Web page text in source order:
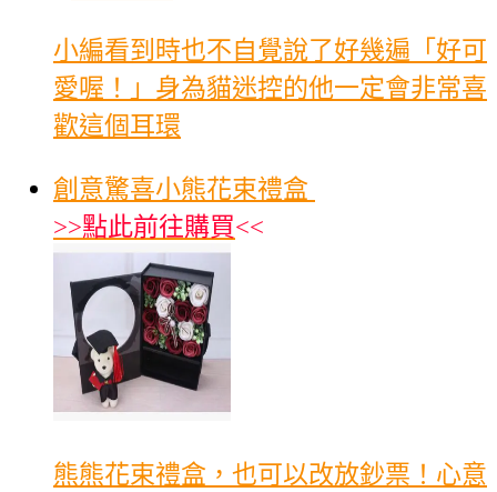
‪小編看到時也不自覺說了好幾遍「好可
愛喔！」身為貓迷控的他一定會非常喜
歡這個耳環
創意驚喜小熊花束禮盒
>>點此前往購買<<
熊熊花束禮盒，也可以改放鈔票！心意